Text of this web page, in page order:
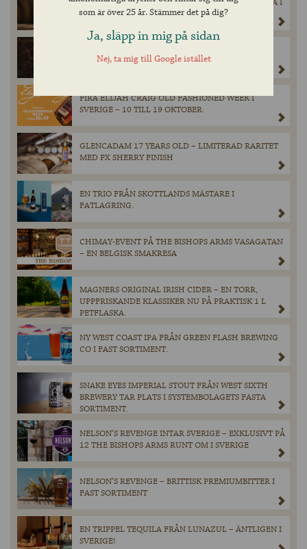
BOON MARIAGE PARFAIT 10 – JUBILEUMSUTGÅVA I
TILLFÄLLIGT SLÄPP PÅ SYSTEMBOLAGET 19
SLÄPP PÅ SYSTEMBOLAGET
FIRA ELIJAH CRAIG OLD FASHIONED WEEK I
SVERIGE – 10 TILL 19 OKTOBER.
GLENCADAM 17 YEARS OLD – LIMITERAD RARITET
MED PX SHERRY FINISH
EN TRIO FRÅN SKOTTLANDS MÄSTARE I
FATLAGRING.
CHIMAY-EVENT PÅ THE BISHOPS ARMS VASAGATAN
– EN BELGISK SMAKRESA
MAGNERS ORIGINAL IRISH CIDER – EN TORR,
UPPFRISKANDE KLASSIKER NU PÅ PRAKTISK 1 L
PETFLASKA.
NY WEST COAST IPA FRÅN GREEN FLASH BREWING
CO I FAST SORTIMENT.
SNAKE EYES IMPERIAL STOUT FRÅN WEST SIXTH
BREWERY TAR PLATS I SYSTEMBOLAGETS FASTA
SORTIMENT.
NELSON’S REVENGE INTAR SVERIGE – EXKLUSIVT PÅ
12 THE BISHOPS ARMS RUNT OM I SVERIGE
NELSON’S REVENGE – BRITTISK PREMIUMBITTER I
FAST SORTIMENT
EN TRIPPEL TEQUILA FRÅN LUNAZUL – ÄNTLIGEN I
SVERIGE!
som är över 25 år. Stämmer det på dig?
Ja, släpp in mig på sidan
Nej, ta mig till Google istället